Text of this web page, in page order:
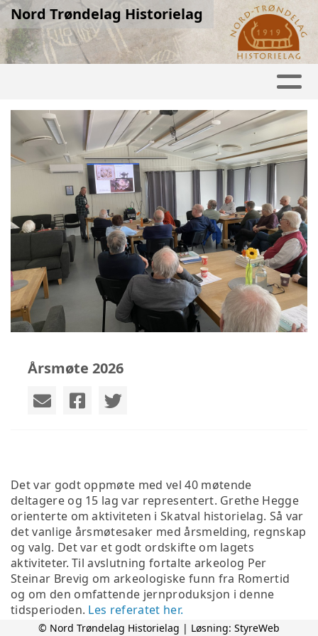
Nord Trøndelag Historielag
Årsmøte 2026
Det var godt oppmøte med vel 40 møtende
deltagere og 15 lag var representert. Grethe Hegge
orienterte om aktiviteten i Skatval historielag. Så var
det vanlige årsmøtesaker med årsmelding, regnskap
og valg. Det var et godt ordskifte om lagets
aktiviteter. Til avslutning fortalte arkeolog Per
Steinar Brevig om arkeologiske funn fra Romertid
og om den omfattende jernproduksjon i denne
tidsperioden. Les referatet her.
© Nord Trøndelag Historielag | Løsning: StyreWeb